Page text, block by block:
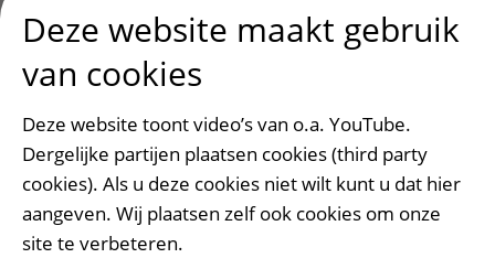
Onderwijs en onderzoek
Onze opleidingen
De Nieuwe Utrechtse School
Stage en opleidingsplaatsen
Research
Strategic programs
Research groups
Researchers
Deze website maakt gebruik
van cookies
Deze website toont video’s van o.a. YouTube.
Dergelijke partijen plaatsen cookies (third party
cookies). Als u deze cookies niet wilt kunt u dat hier
aangeven. Wij plaatsen zelf ook cookies om onze
site te verbeteren.